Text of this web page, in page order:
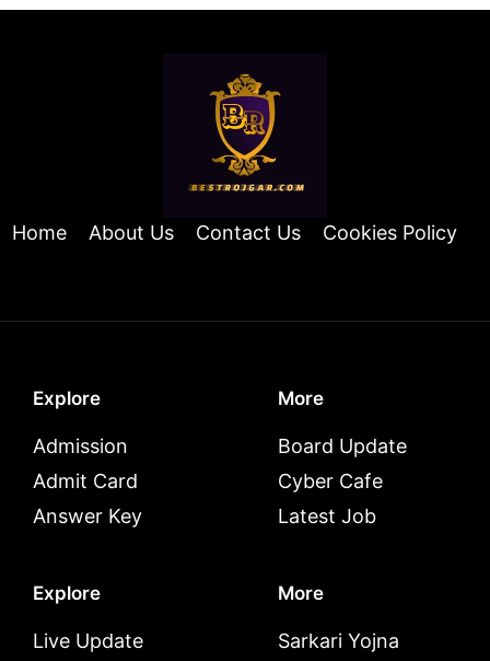
Home About Us Contact Us Cookies Policy
Explore
Admission
Admit Card
Answer Key
More
Board Update
Cyber Cafe
Latest Job
Explore
Live Update
More
Sarkari Yojna